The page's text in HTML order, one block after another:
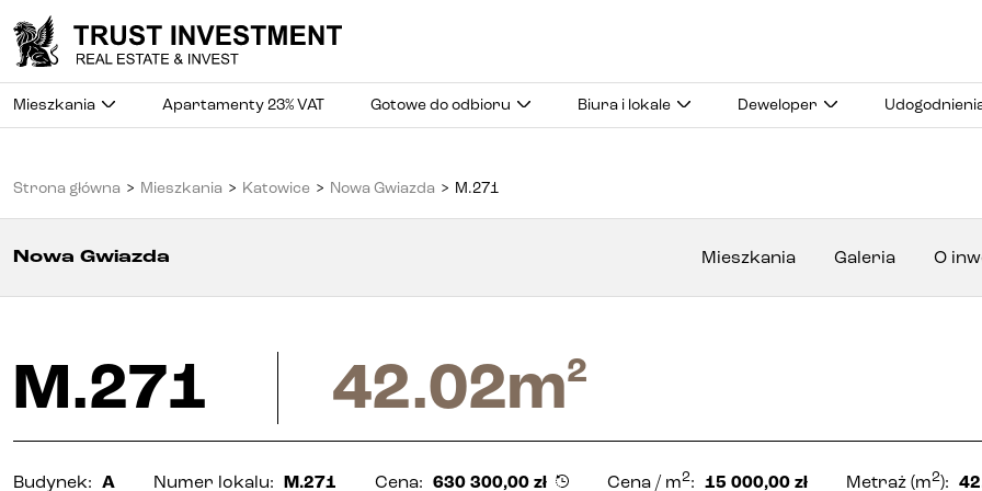
Mieszkania Apartamenty 23% VAT Gotowe do odbioru Biura i lokale Deweloper
Strona główna > Mieszkania > Katowice > Nowa Gwiazda > M.271
Nowa Gwiazda Mieszkania Galeria O
M.271 42.02m2
Budynek: A Numer lokalu: M.271 Cena: 630 300,00 zł Cena / m2: 15 000,00 zł Metraż (m2):